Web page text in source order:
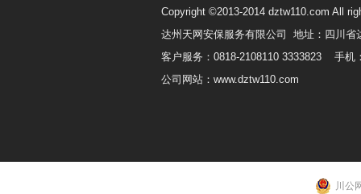
Copyright ©2013-2014 dztw110.com All
达州天网安保服务有限公司 地址：四川省
客户服务：0818-2108110 3333823 手机
公司网站：www.dztw110.com
川公